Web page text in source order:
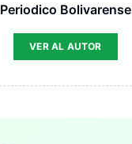
Periodico Bolivarense
VER AL AUTOR